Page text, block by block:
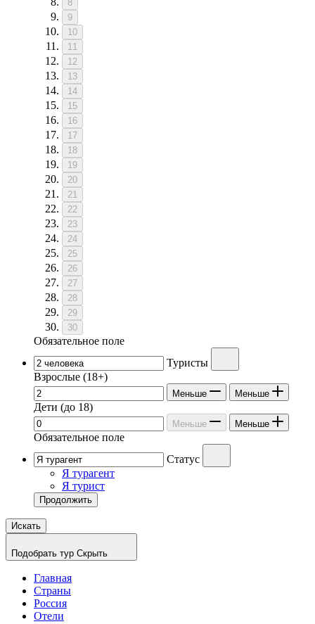
8
9
10
11
12
13
14
15
16
17
18
19
20
21
22
23
24
25
26
27
28
29
30
Обязательное поле
Туристы
Взрослые (18+)
Меньше Меньше
Дети (до 18)
Меньше Меньше
Обязательное поле
Статус
Я турагент
Я турист
Продолжить
Искать
Подобрать тур Скрыть
Главная
Страны
Россия
Отели